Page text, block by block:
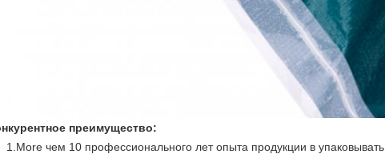
преимущество:
1.More чем 10 профессионального лет опыта продукции в упаковывать.